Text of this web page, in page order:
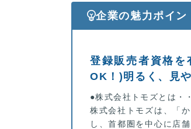
企業の魅力ポイン
登録販売者資格を
OK！)明るく、見
●株式会社トモズとは・
株式会社トモズは、「
し、首都圏を中心に店